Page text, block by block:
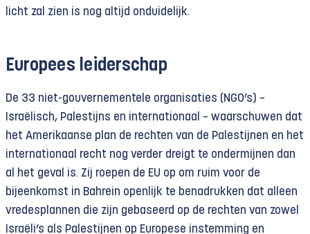
licht zal zien is nog altijd onduidelijk.
Europees leiderschap
De 33 niet-gouvernementele organisaties (NGO’s) –
Israëlisch, Palestijns en internationaal – waarschuwen dat
het Amerikaanse plan de rechten van de Palestijnen en het
internationaal recht nog verder dreigt te ondermijnen dan
al het geval is. Zij roepen de EU op om ruim voor de
bijeenkomst in Bahrein openlijk te benadrukken dat alleen
vredesplannen die zijn gebaseerd op de rechten van zowel
Israëli’s als Palestijnen op Europese instemming en